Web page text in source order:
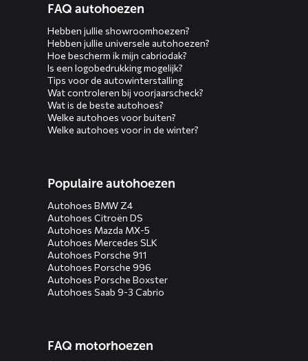
menusFAQ autohoezen
Hebben jullie showroomhoezen?
Hebben jullie universele autohoezen?
Hoe bescherm ik mijn cabriodak?
Is een logobedrukking mogelijk?
Tips voor de autowinterstalling
Wat controleren bij voorjaarscheck?
Wat is de beste autohoes?
Welke autohoes voor buiten?
Welke autohoes voor in de winter?
Populaire autohoezen
Autohoes BMW Z4
Autohoes Citroën DS
Autohoes Mazda MX-5
Autohoes Mercedes SLK
Autohoes Porsche 911
Autohoes Porsche 996
Autohoes Porsche Boxster
Autohoes Saab 9-3 Cabrio
FAQ motorhoezen